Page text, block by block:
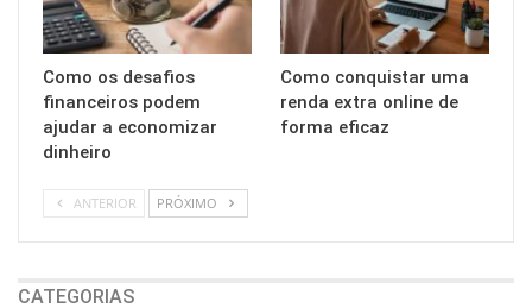
Como os desafios
financeiros podem
ajudar a economizar
dinheiro
Como conquistar uma
renda extra online de
forma eficaz
ANTERIOR PRÓXIMO
CATEGORIAS